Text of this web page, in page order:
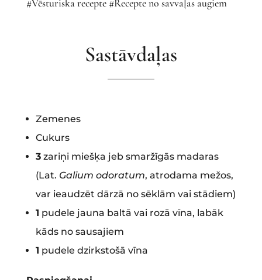
#Vēsturiska recepte #Recepte no savvaļas augiem
Sastāvdaļas
Zemenes
Cukurs
3zariņi miešķa jeb smaržīgās madaras
(Lat. Galium odoratum, atrodama mežos,
var ieaudzēt dārzā no sēklām vai stādiem)
1 pudele jauna baltā vai rozā vīna, labāk
kāds no sausajiem
1 pudele dzirkstošā vīna